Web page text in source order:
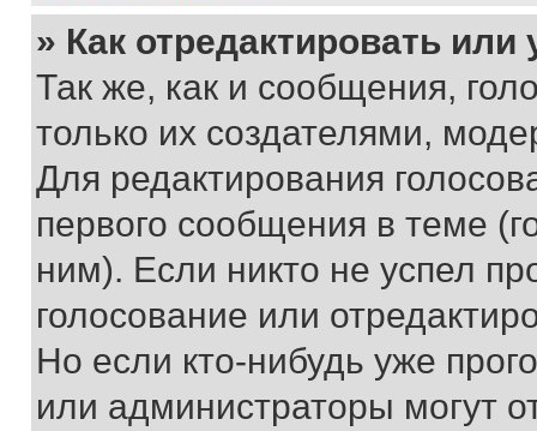
» Как отредактировать
Так же, как и сообщения,
только их создателями,
Для редактирования
первого сообщения в теме
ним). Если никто не успел
голосование или
Но если кто-нибудь уже
или администраторы могут